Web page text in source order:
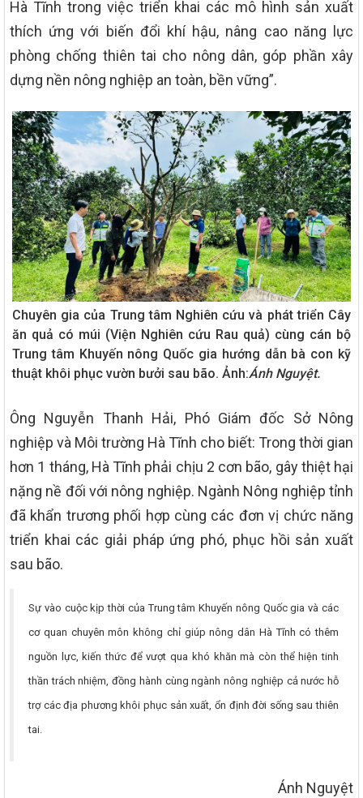
Hà Tĩnh trong việc triển khai các mô hình sản xuất
thích ứng với biến đổi khí hậu, nâng cao năng lực
phòng chống thiên tai cho nông dân, góp phần xây
dựng nền nông nghiệp an toàn, bền vững”.
Chuyên gia của Trung tâm Nghiên cứu và phát triển Cây
ăn quả có múi (Viện Nghiên cứu Rau quả) cùng cán bộ
Trung tâm Khuyến nông Quốc gia hướng dẫn bà con kỹ
thuật khôi phục vườn bưởi sau bão. Ảnh:Ánh Nguyệt.
Ông Nguyễn Thanh Hải, Phó Giám đốc Sở Nông
nghiệp và Môi trường Hà Tĩnh cho biết: Trong thời gian
hơn 1 tháng, Hà Tĩnh phải chịu 2 cơn bão, gây thiệt hại
nặng nề đối với nông nghiệp. Ngành Nông nghiệp tỉnh
đã khẩn trương phối hợp cùng các đơn vị chức năng
triển khai các giải pháp ứng phó, phục hồi sản xuất
sau bão.
Sự vào cuộc kịp thời của Trung tâm Khuyến nông Quốc gia và các
cơ quan chuyên môn không chỉ giúp nông dân Hà Tĩnh có thêm
nguồn lực, kiến thức để vượt qua khó khăn mà còn thể hiện tinh
thần trách nhiệm, đồng hành cùng ngành nông nghiệp cả nước hỗ
trợ các địa phương khôi phục sản xuất, ổn định đời sống sau thiên
tai.
Ánh Nguyệt